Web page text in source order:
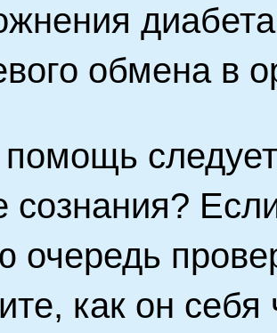
обмена в
сознания?
очередь
как он себя